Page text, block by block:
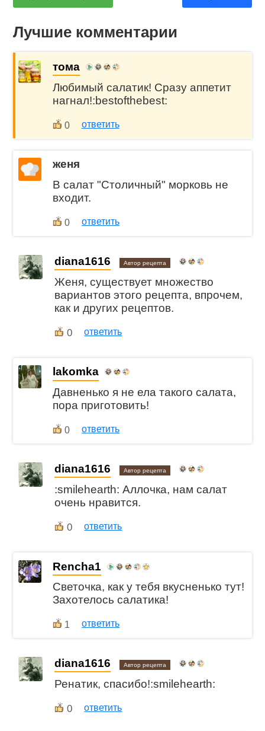
Лучшие комментарии
тома
Любимый салатик! Сразу аппетит
нагнал!:bestofthebest:
0 ответить
женя
В салат "Столичный" морковь не
входит.
0 ответить
diana1616 Автор рецепта
Женя, существует множество
вариантов этого рецепта, впрочем,
как и других рецептов.
0 ответить
lakomka
Давненько я не ела такого салата,
пора приготовить!
0 ответить
diana1616 Автор рецепта
:smilehearth: Аллочка, нам салат
очень нравится.
0 ответить
Rencha1
Светочка, как у тебя вкусненько тут!
Захотелось салатика!
1 ответить
diana1616 Автор рецепта
Ренатик, спасибо!:smilehearth:
0 ответить